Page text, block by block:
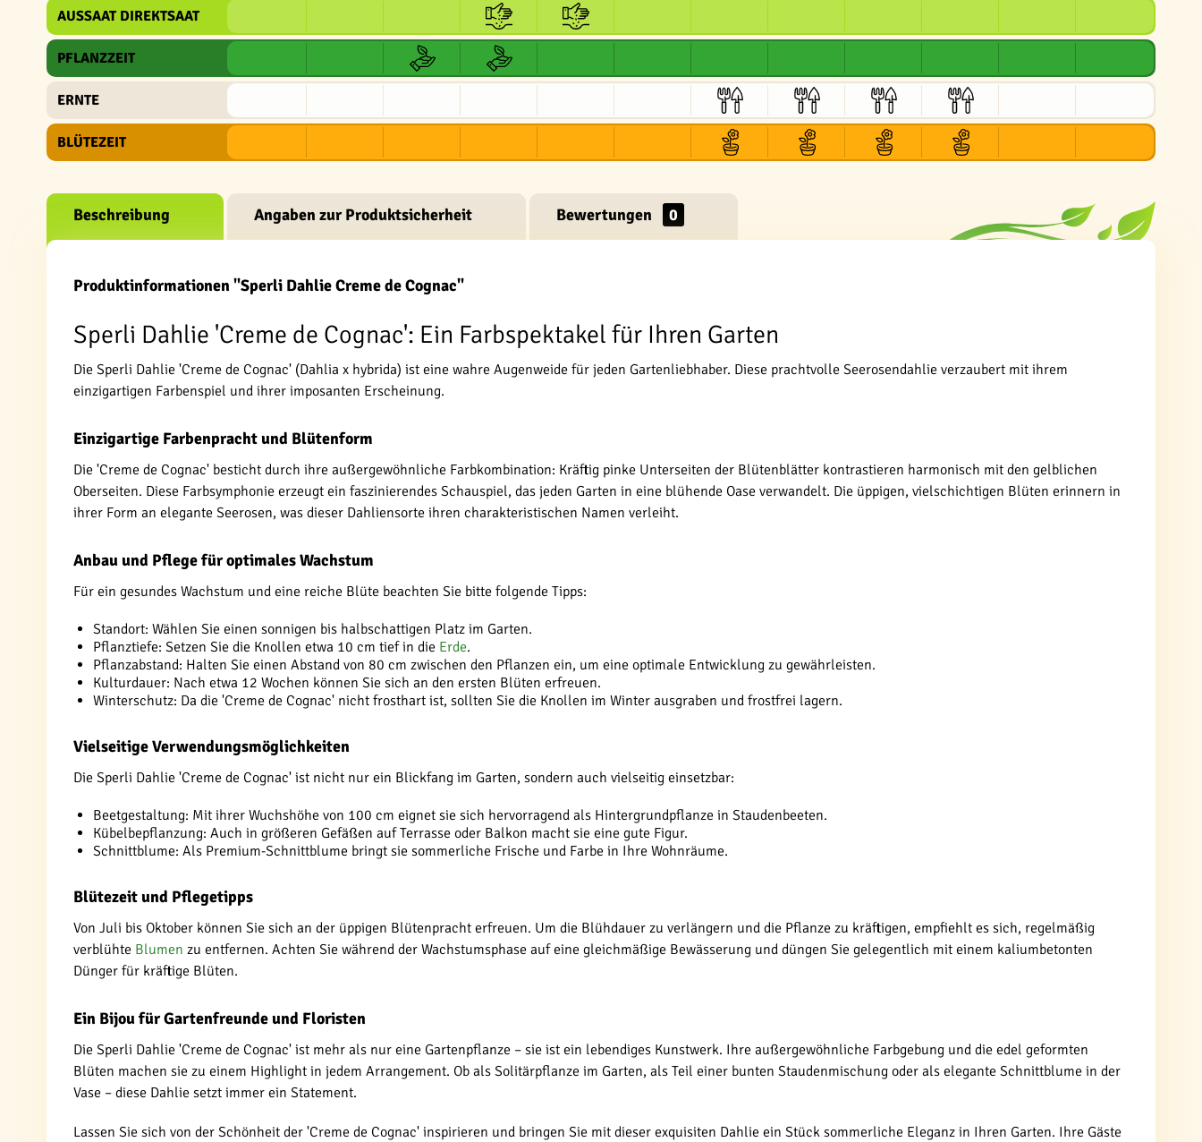
AUSSAAT DIREKTSAAT
PFLANZZEIT
ERNTE
BLÜTEZEIT
Beschreibung Angaben zur Produktsicherheit Bewertungen 0
Produktinformationen "Sperli Dahlie Creme de Cognac"
Sperli Dahlie 'Creme de Cognac': Ein Farbspektakel für Ihren Garten
Die Sperli Dahlie 'Creme de Cognac' (Dahlia x hybrida) ist eine wahre Augenweide für jeden Gartenliebhaber. Diese prachtvolle Seerosendahlie verzaubert mit ihrem
einzigartigen Farbenspiel und ihrer imposanten Erscheinung.
Einzigartige Farbenpracht und Blütenform
Die 'Creme de Cognac' besticht durch ihre außergewöhnliche Farbkombination: Kräftig pinke Unterseiten der Blütenblätter kontrastieren harmonisch mit den gelblichen
Oberseiten. Diese Farbsymphonie erzeugt ein faszinierendes Schauspiel, das jeden Garten in eine blühende Oase verwandelt. Die üppigen, vielschichtigen Blüten erinnern in
ihrer Form an elegante Seerosen, was dieser Dahliensorte ihren charakteristischen Namen verleiht.
Anbau und Pflege für optimales Wachstum
Für ein gesundes Wachstum und eine reiche Blüte beachten Sie bitte folgende Tipps:
Standort: Wählen Sie einen sonnigen bis halbschattigen Platz im Garten.
Pflanztiefe: Setzen Sie die Knollen etwa 10 cm tief in die Erde.
Pflanzabstand: Halten Sie einen Abstand von 80 cm zwischen den Pflanzen ein, um eine optimale Entwicklung zu gewährleisten.
Kulturdauer: Nach etwa 12 Wochen können Sie sich an den ersten Blüten erfreuen.
Winterschutz: Da die 'Creme de Cognac' nicht frosthart ist, sollten Sie die Knollen im Winter ausgraben und frostfrei lagern.
Vielseitige Verwendungsmöglichkeiten
Die Sperli Dahlie 'Creme de Cognac' ist nicht nur ein Blickfang im Garten, sondern auch vielseitig einsetzbar:
Beetgestaltung: Mit ihrer Wuchshöhe von 100 cm eignet sie sich hervorragend als Hintergrundpflanze in Staudenbeeten.
Kübelbepflanzung: Auch in größeren Gefäßen auf Terrasse oder Balkon macht sie eine gute Figur.
Schnittblume: Als Premium-Schnittblume bringt sie sommerliche Frische und Farbe in Ihre Wohnräume.
Blütezeit und Pflegetipps
Von Juli bis Oktober können Sie sich an der üppigen Blütenpracht erfreuen. Um die Blühdauer zu verlängern und die Pflanze zu kräftigen, empfiehlt es sich, regelmäßig
verblühte Blumen zu entfernen. Achten Sie während der Wachstumsphase auf eine gleichmäßige Bewässerung und düngen Sie gelegentlich mit einem kaliumbetonten
Dünger für kräftige Blüten.
Ein Bijou für Gartenfreunde und Floristen
Die Sperli Dahlie 'Creme de Cognac' ist mehr als nur eine Gartenpflanze – sie ist ein lebendiges Kunstwerk. Ihre außergewöhnliche Farbgebung und die edel geformten
Blüten machen sie zu einem Highlight in jedem Arrangement. Ob als Solitärpflanze im Garten, als Teil einer bunten Staudenmischung oder als elegante Schnittblume in der
Vase – diese Dahlie setzt immer ein Statement.
Lassen Sie sich von der Schönheit der 'Creme de Cognac' inspirieren und bringen Sie mit dieser exquisiten Dahlie ein Stück sommerliche Eleganz in Ihren Garten. Ihre Gäste